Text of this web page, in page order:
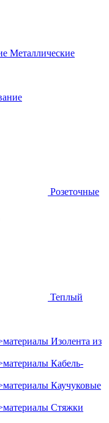
Металлические
Розеточные
Теплый
Изолента из
Кабель-
Каучуковые
Стяжки